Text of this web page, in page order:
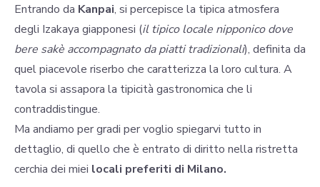
Entrando da Kanpai, si percepisce la tipica atmosfera
degli Izakaya giapponesi (il tipico locale nipponico dove
bere sakè accompagnato da piatti tradizionali), definita da
quel piacevole riserbo che caratterizza la loro cultura. A
tavola si assapora la tipicità gastronomica che li
contraddistingue.
Ma andiamo per gradi per voglio spiegarvi tutto in
dettaglio, di quello che è entrato di diritto nella ristretta
cerchia dei miei locali preferiti di Milano.